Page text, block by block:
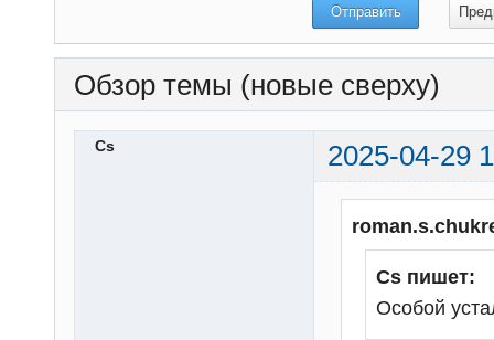
Обзор темы (новые сверху)
Cs 2025-04-29
Cs пишет:
Особой